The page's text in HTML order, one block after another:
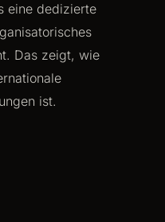
eine dedizierte
Das zeigt, wie
ist.